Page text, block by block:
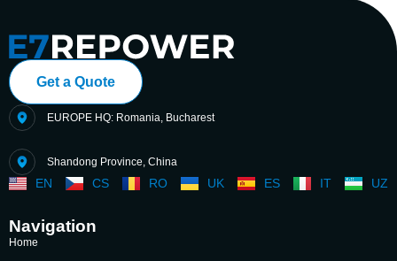
Get a Quote
EUROPE HQ: Romania, Bucharest
Shandong Province, China
EN CS RO UK ES IT UZ
Navigation
Home